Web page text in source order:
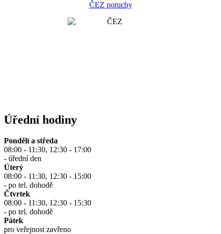
ČEZ poruchy
Úřední hodiny
Pondělí a středa
08:00 - 11:30, 12:30 - 17:00
- úřední den
Úterý
08:00 - 11:30, 12:30 - 15:00
- po tel. dohodě
Čtvrtek
08:00 - 11:30, 12:30 - 15:30
- po tel. dohodě
Pátek
pro veřejnost zavřeno